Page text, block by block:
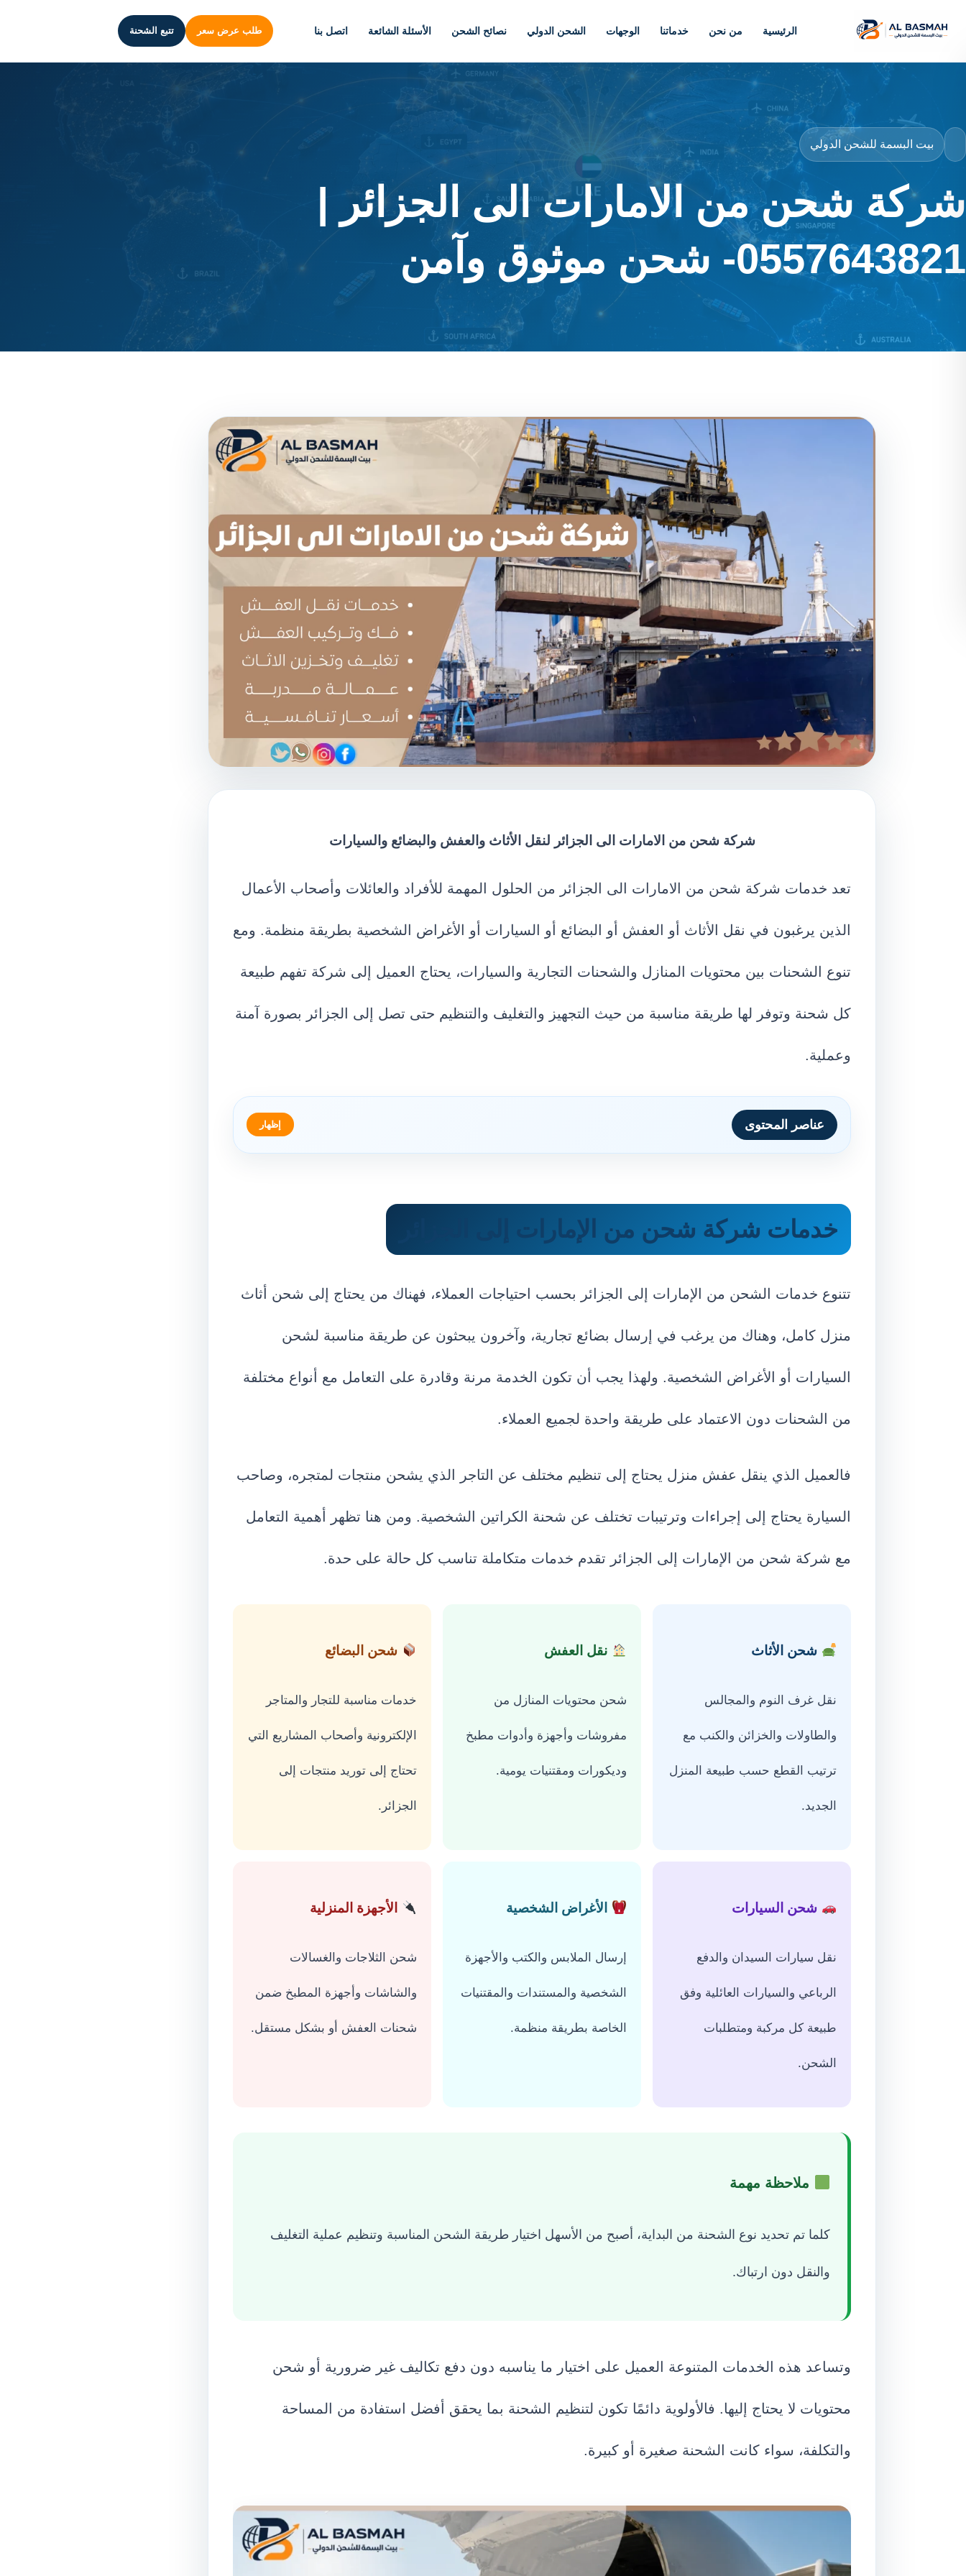
الرئيسية من نحن خدماتنا الوجهات الشحن الدولي نصائح الشحن الأسئلة الشائعة اتصل بنا طلب عرض سعر تتبع الشحنة
بيت البسمة للشحن الدولي
شركة شحن من الامارات الى الجزائر |
0557643821- شحن موثوق وآمن
شركة شحن من الامارات الى الجزائر لنقل الأثاث والعفش والبضائع والسيارات
تعد خدمات شركة شحن من الامارات الى الجزائر من الحلول المهمة للأفراد والعائلات وأصحاب الأعمال
الذين يرغبون في نقل الأثاث أو العفش أو البضائع أو السيارات أو الأغراض الشخصية بطريقة منظمة. ومع
تنوع الشحنات بين محتويات المنازل والشحنات التجارية والسيارات، يحتاج العميل إلى شركة تفهم طبيعة
كل شحنة وتوفر لها طريقة مناسبة من حيث التجهيز والتغليف والتنظيم حتى تصل إلى الجزائر بصورة آمنة
وعملية.
عناصر المحتوى إظهار
خدمات شركة شحن من الإمارات إلى الجزائر
تتنوع خدمات الشحن من الإمارات إلى الجزائر بحسب احتياجات العملاء، فهناك من يحتاج إلى شحن أثاث
منزل كامل، وهناك من يرغب في إرسال بضائع تجارية، وآخرون يبحثون عن طريقة مناسبة لشحن
السيارات أو الأغراض الشخصية. ولهذا يجب أن تكون الخدمة مرنة وقادرة على التعامل مع أنواع مختلفة
من الشحنات دون الاعتماد على طريقة واحدة لجميع العملاء.
فالعميل الذي ينقل عفش منزل يحتاج إلى تنظيم مختلف عن التاجر الذي يشحن منتجات لمتجره، وصاحب
السيارة يحتاج إلى إجراءات وترتيبات تختلف عن شحنة الكراتين الشخصية. ومن هنا تظهر أهمية التعامل
مع شركة شحن من الإمارات إلى الجزائر تقدم خدمات متكاملة تناسب كل حالة على حدة.
شحن الأثاث
نقل غرف النوم والمجالس
والطاولات والخزائن والكنب مع
ترتيب القطع حسب طبيعة المنزل
الجديد.
نقل العفش
شحن محتويات المنازل من
مفروشات وأجهزة وأدوات مطبخ
وديكورات ومقتنيات يومية.
شحن البضائع
خدمات مناسبة للتجار والمتاجر
الإلكترونية وأصحاب المشاريع التي
تحتاج إلى توريد منتجات إلى
الجزائر.
شحن السيارات
نقل سيارات السيدان والدفع
الرباعي والسيارات العائلية وفق
طبيعة كل مركبة ومتطلبات
الشحن.
الأغراض الشخصية
إرسال الملابس والكتب والأجهزة
الشخصية والمستندات والمقتنيات
الخاصة بطريقة منظمة.
الأجهزة المنزلية
شحن الثلاجات والغسالات
والشاشات وأجهزة المطبخ ضمن
شحنات العفش أو بشكل مستقل.
ملاحظة مهمة
كلما تم تحديد نوع الشحنة من البداية، أصبح من الأسهل اختيار طريقة الشحن المناسبة وتنظيم عملية التغليف
والنقل دون ارتباك.
وتساعد هذه الخدمات المتنوعة العميل على اختيار ما يناسبه دون دفع تكاليف غير ضرورية أو شحن
محتويات لا يحتاج إليها. فالأولوية دائمًا تكون لتنظيم الشحنة بما يحقق أفضل استفادة من المساحة
والتكلفة، سواء كانت الشحنة صغيرة أو كبيرة.